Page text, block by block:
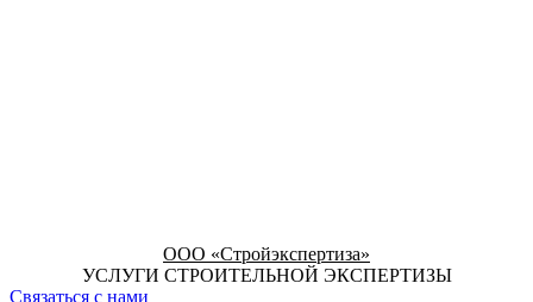
ООО «Стройэкспертиза»
УСЛУГИ СТРОИТЕЛЬНОЙ ЭКСПЕРТИЗЫ
Связаться с нами